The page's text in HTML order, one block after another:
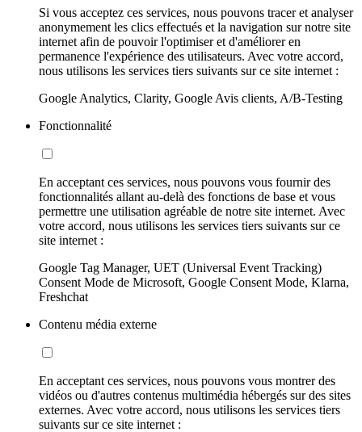
Si vous acceptez ces services, nous pouvons tracer et analyser
anonymement les clics effectués et la navigation sur notre site
internet afin de pouvoir l'optimiser et d'améliorer en
permanence l'expérience des utilisateurs. Avec votre accord,
nous utilisons les services tiers suivants sur ce site internet :
Google Analytics, Clarity, Google Avis clients, A/B-Testing
Fonctionnalité
En acceptant ces services, nous pouvons vous fournir des
fonctionnalités allant au-delà des fonctions de base et vous
permettre une utilisation agréable de notre site internet. Avec
votre accord, nous utilisons les services tiers suivants sur ce
site internet :
Google Tag Manager, UET (Universal Event Tracking)
Consent Mode de Microsoft, Google Consent Mode, Klarna,
Freshchat
Contenu média externe
En acceptant ces services, nous pouvons vous montrer des
vidéos ou d'autres contenus multimédia hébergés sur des sites
externes. Avec votre accord, nous utilisons les services tiers
suivants sur ce site internet :